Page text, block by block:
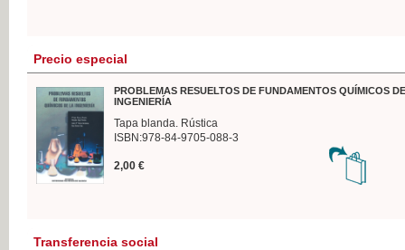
Precio especial
PROBLEMAS RESUELTOS DE FUNDAMENTOS QUÍMICOS
INGENIERÍA
Tapa blanda. Rústica
ISBN:978-84-9705-088-3
2,00 €
Transferencia social